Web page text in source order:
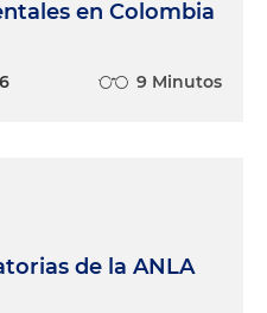
en Colombia
9 Minutos
de la ANLA